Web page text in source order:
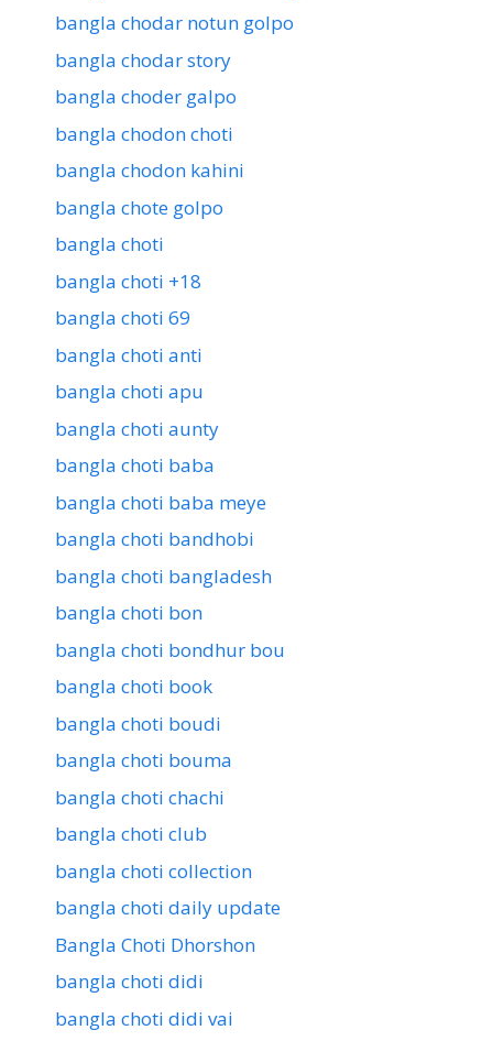
bangla chodar notun golpo
bangla chodar story
bangla choder galpo
bangla chodon choti
bangla chodon kahini
bangla chote golpo
bangla choti
bangla choti +18
bangla choti 69
bangla choti anti
bangla choti apu
bangla choti aunty
bangla choti baba
bangla choti baba meye
bangla choti bandhobi
bangla choti bangladesh
bangla choti bon
bangla choti bondhur bou
bangla choti book
bangla choti boudi
bangla choti bouma
bangla choti chachi
bangla choti club
bangla choti collection
bangla choti daily update
Bangla Choti Dhorshon
bangla choti didi
bangla choti didi vai